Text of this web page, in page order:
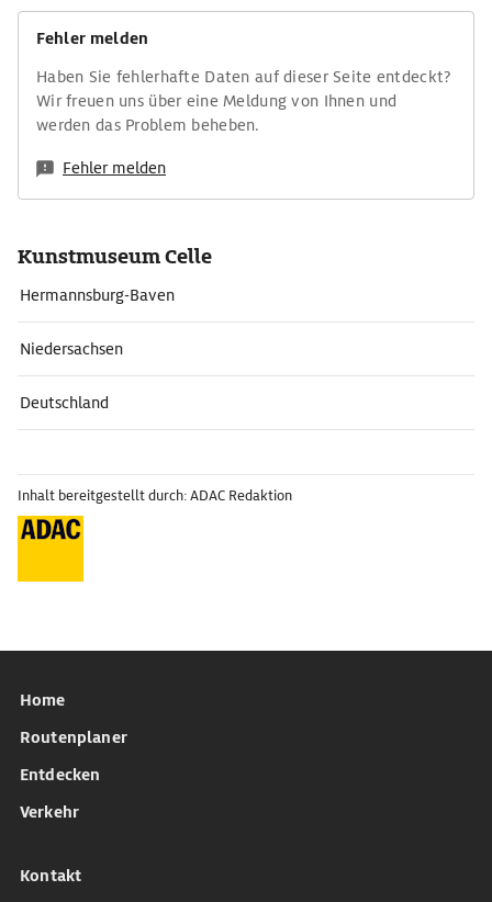
Fehler melden
Haben Sie fehlerhafte Daten auf dieser Seite entdeckt?
Wir freuen uns über eine Meldung von Ihnen und
werden das Problem beheben.
Fehler melden
Kunstmuseum Celle
Hermannsburg-Baven
Niedersachsen
Deutschland
Inhalt bereitgestellt durch: ADAC Redaktion
Home
Routenplaner
Entdecken
Verkehr
Kontakt